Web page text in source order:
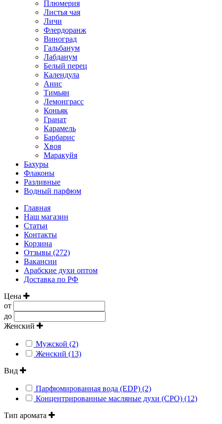
Плюмерия
Листья чая
Личи
Флердоранж
Виноград
Гальбанум
Лабданум
Белый перец
Календула
Анис
Тимьян
Лемонграсс
Коньяк
Гранат
Карамель
Барбарис
Хвоя
Маракуйя
Бахуры
Флаконы
Разливные
Водный парфюм
Главная
Наш магазин
Статьи
Контакты
Корзина
Отзывы (272)
Вакансии
Арабские духи оптом
Доставка по РФ
Цена
от
до
Женский
Мужской (2)
Женский (13)
Вид
Парфюмированная вода (EDP) (2)
Концентрированные масляные духи (CPO) (12)
Тип аромата